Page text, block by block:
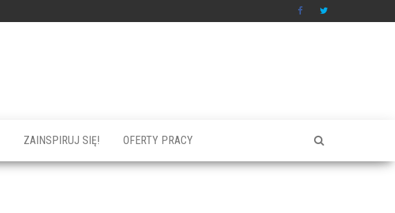
ZAINSPIRUJ SIĘ! OFERTY PRACY